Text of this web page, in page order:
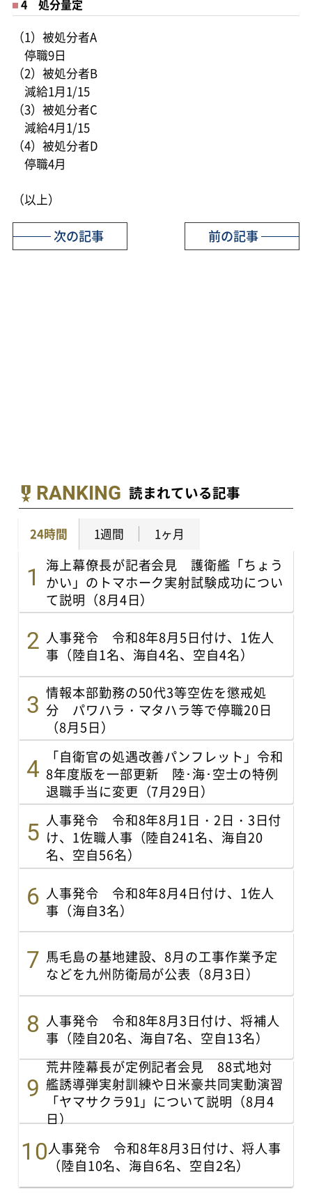
4 処分量定
（1）被処分者A
停職9日
（2）被処分者B
減給1月1/15
（3）被処分者C
減給4月1/15
（4）被処分者D
停職4月
（以上）
前の記事
次の記事
RANKING 読まれている記事
24時間 1週間 1ヶ月
海上幕僚長が記者会見 護衛艦「ちょう
かい」のトマホーク実射試験成功につい
て説明（8月4日）
人事発令 令和8年8月5日付け、1佐人
事（陸自1名、海自4名、空自4名）
情報本部勤務の50代3等空佐を懲戒処
分 パワハラ・マタハラ等で停職20日
（8月5日）
「自衛官の処遇改善パンフレット」令和
8年度版を一部更新 陸･海･空士の特例
退職手当に変更（7月29日）
人事発令 令和8年8月1日・2日・3日付
け、1佐職人事（陸自241名、海自20
名、空自56名）
人事発令 令和8年8月4日付け、1佐人
事（海自3名）
馬毛島の基地建設、8月の工事作業予定
などを九州防衛局が公表（8月3日）
人事発令 令和8年8月3日付け、将補人
事（陸自20名、海自7名、空自13名）
荒井陸幕長が定例記者会見 88式地対
艦誘導弾実射訓練や日米豪共同実動演習
「ヤマサクラ91」について説明（8月4
日）
人事発令 令和8年8月3日付け、将人事
（陸自10名、海自6名、空自2名）